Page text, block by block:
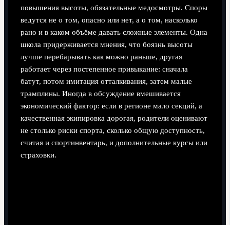
повышения высоты, обязательные медосмотры. Споры
ведутся не о том, опасно или нет, а о том, насколько
рано и в каком объёме давать сложные элементы. Одна
школа придерживается мнения, что боязнь высоты
лучше перебарывать как можно раньше, другая
работает через постепенное привыкание: сначала
батут, потом имитация отталкивания, затем малые
трамплины. Иногда в обсуждение вмешивается
экономический фактор: если в регионе мало секций, а
качественная экипировка дорогая, родители оценивают
не столько риски спорта, сколько общую доступность,
считая и спортинвентарь, и дополнительные курсы или
страховки.